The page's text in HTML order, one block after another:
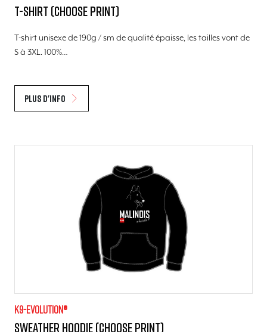
T-shirt (choose print)
T-shirt unisexe de 190g / sm de qualité épaisse, les tailles vont de
S à 3XL. 100%…
Plus d'info
K9-evolution®
Sweather Hoodie (choose print)